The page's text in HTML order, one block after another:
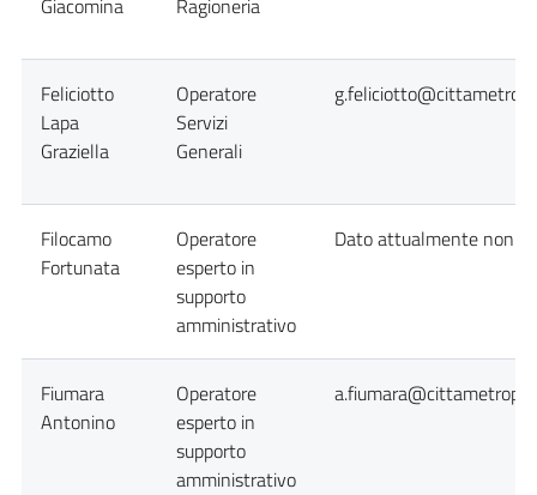
Giacomina
Ragioneria
Feliciotto
Lapa
Graziella
Operatore
Servizi
Generali
Filocamo
Fortunata
Operatore
esperto in
supporto
amministrativo
Dato attualmente non
Fiumara
Antonino
Operatore
esperto in
supporto
amministrativo